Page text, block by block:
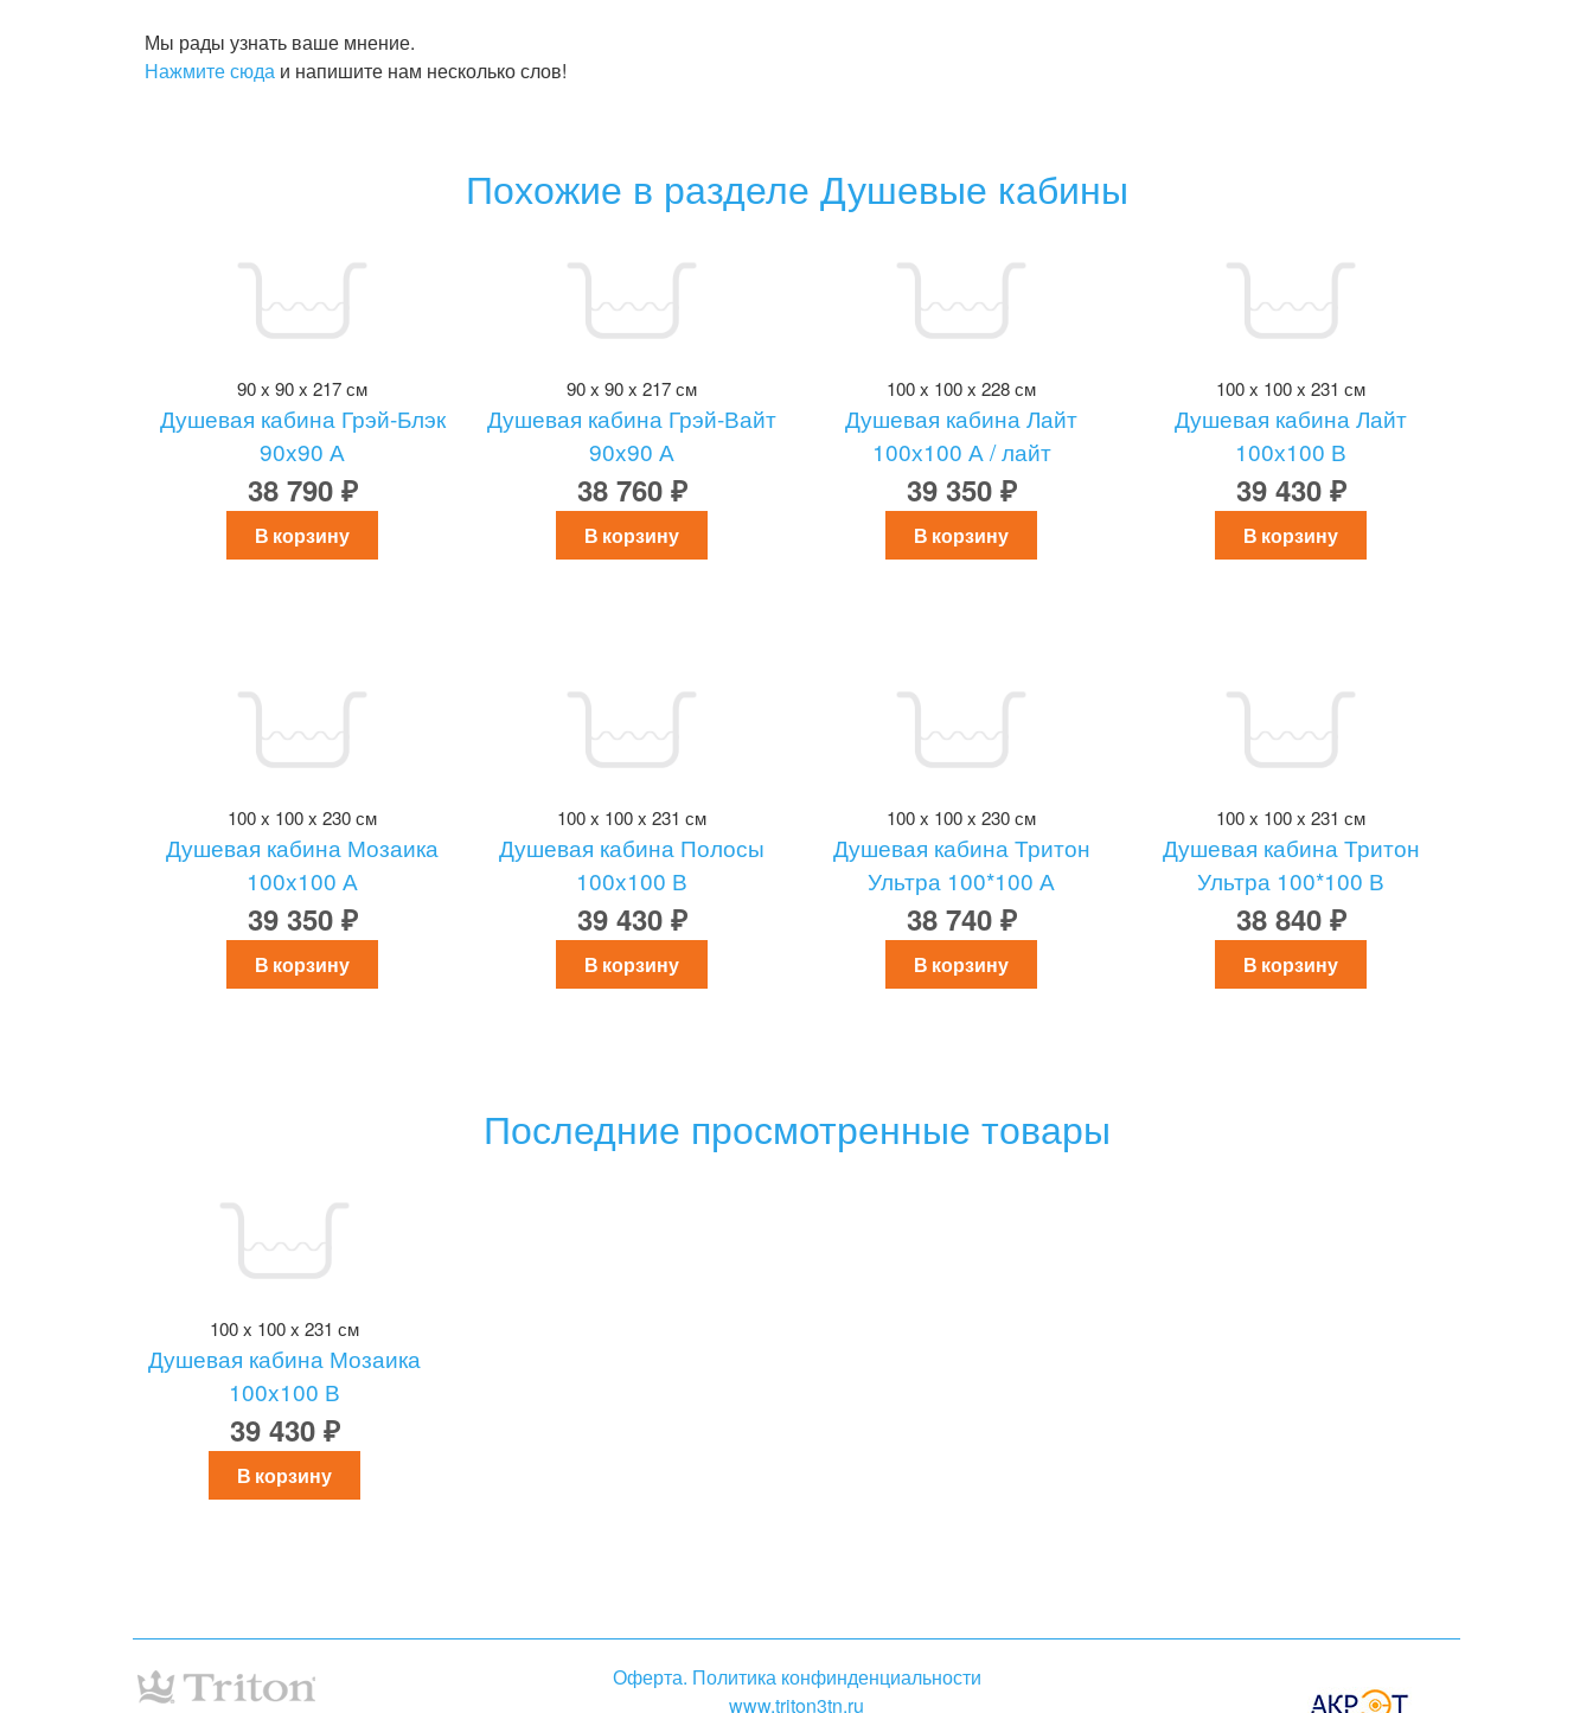
Мы рады узнать ваше мнение.
Нажмите сюда и напишите нам несколько слов!
Похожие в разделе Душевые кабины
90 x 90 x 217 см
Душевая кабина Грэй-Блэк
90x90 А
38 790 ₽
В корзину
90 x 90 x 217 см
Душевая кабина Грэй-Вайт
90x90 А
38 760 ₽
В корзину
100 x 100 x 228 см
Душевая кабина Лайт
100х100 А / лайт
39 350 ₽
В корзину
100 x 100 x 231 см
Душевая кабина Лайт
100х100 В
39 430 ₽
В корзину
100 x 100 x 230 см
Душевая кабина Мозаика
100x100 А
39 350 ₽
В корзину
100 x 100 x 231 см
Душевая кабина Полосы
100x100 В
39 430 ₽
В корзину
100 x 100 x 230 см
Душевая кабина Тритон
Ультра 100*100 А
38 740 ₽
В корзину
100 x 100 x 231 см
Душевая кабина Тритон
Ультра 100*100 В
38 840 ₽
В корзину
Последние просмотренные товары
100 x 100 x 231 см
Душевая кабина Мозаика
100x100 В
39 430 ₽
В корзину
Оферта. Политика конфинденциальности
www.triton3tn.ru